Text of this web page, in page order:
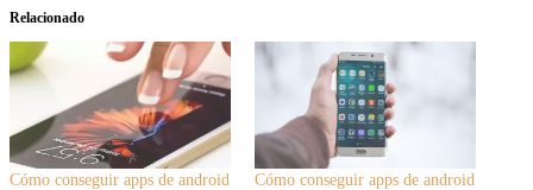
Relacionado
Cómo conseguir apps de android
Cómo conseguir apps de android